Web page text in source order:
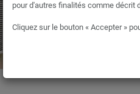
pour d'autres finalités comme décrit
Cliquez sur le bouton « Accepter »